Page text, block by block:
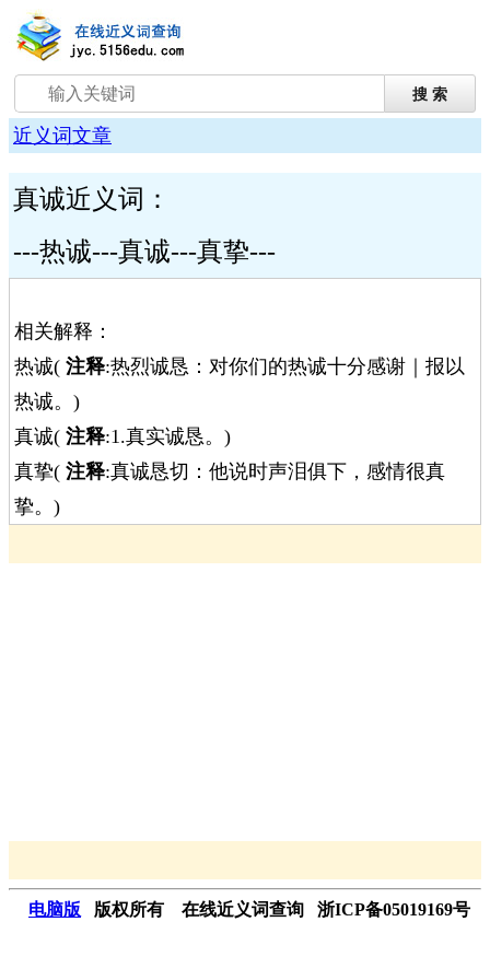
近义词文章
真诚近义词：
---热诚---真诚---真挚---
相关解释：
热诚( 注释:热烈诚恳：对你们的热诚十分感谢｜报以
热诚。)
真诚( 注释:1.真实诚恳。)
真挚( 注释:真诚恳切：他说时声泪俱下，感情很真
挚。)
电脑版 版权所有 在线近义词查询 浙ICP备05019169号